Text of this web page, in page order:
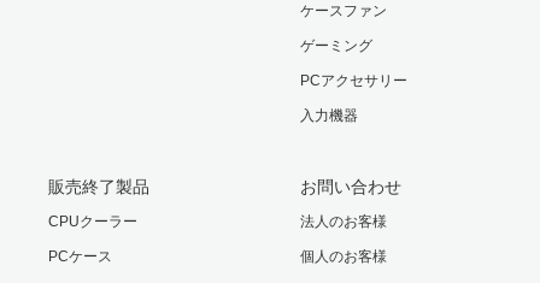
ケースファン
ゲーミング
PCアクセサリー
入力機器
販売終了製品
CPUクーラー
PCケース
お問い合わせ
法人のお客様
個人のお客様